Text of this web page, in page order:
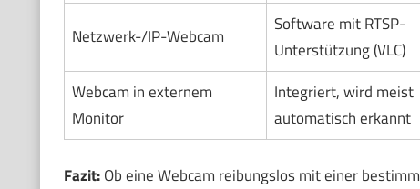
Netzwerk-/IP-Webcam
Software mit RTSP-
Unterstützung (VLC)
Webcam in externem
Monitor
Integriert, wird meist
automatisch erkannt
Fazit:Ob eine Webcam reibungslos mit einer